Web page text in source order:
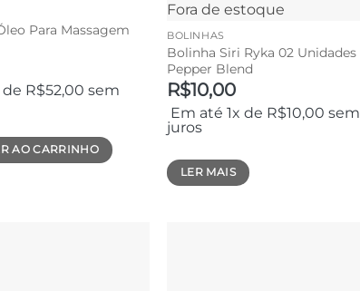
Para Massagem
de R$52,00 sem
AO CARRINHO
Fora de estoque
BOLINHAS
Bolinha Siri Ryka 02 Unidades
Pepper Blend
R$10,00
Em até 1x de R$10,00 sem
juros
LER MAIS